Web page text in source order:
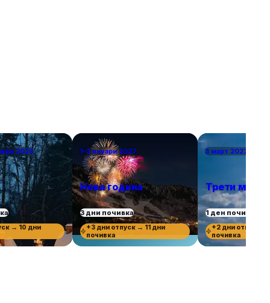
2026
→ 10 дни
1–3 януари 2027
Нова година
3 дни почивка
+3 дни отпуск → 11 дни
почивка
3 март 2027 г.
Трети март
1 ден почивка
+2 дни отпуск →
почивка